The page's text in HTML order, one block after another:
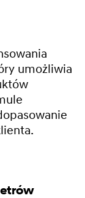
umożliwia